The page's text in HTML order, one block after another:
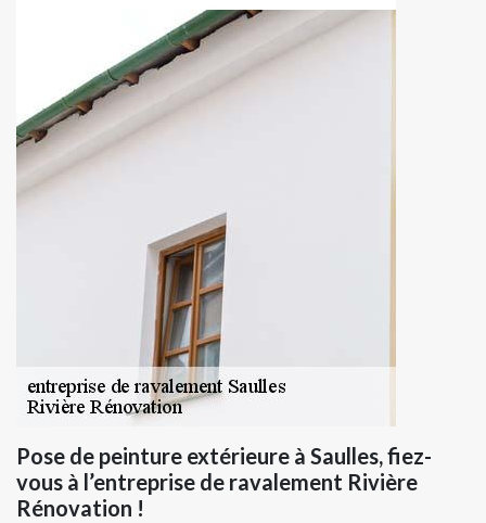
Pose de peinture extérieure à Saulles, fiez-
vous à l’entreprise de ravalement Rivière
Rénovation !